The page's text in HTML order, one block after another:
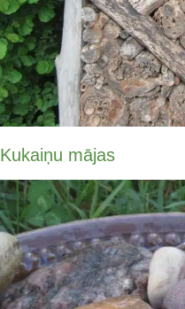
Kukaiņu mājas